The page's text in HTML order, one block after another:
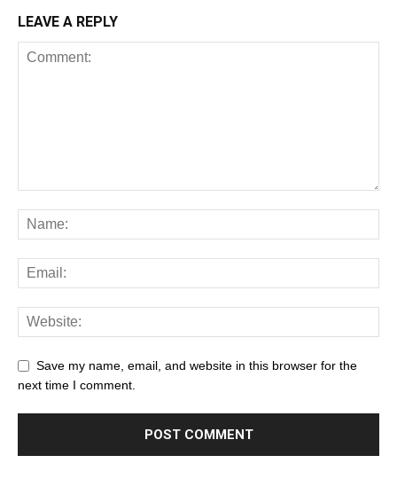
LEAVE A REPLY
Save my name, email, and website in this browser for the
next time I comment.